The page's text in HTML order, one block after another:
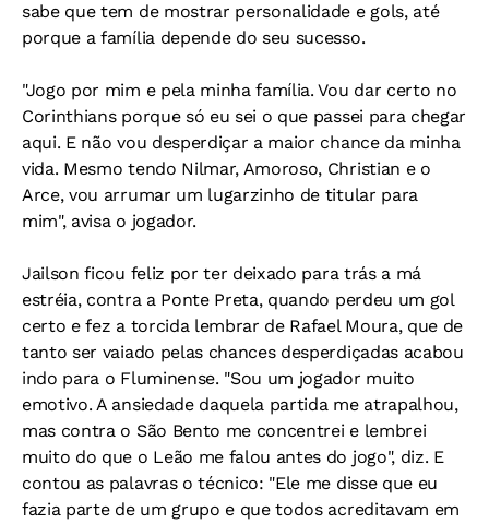
sabe que tem de mostrar personalidade e gols, até
porque a família depende do seu sucesso.
"Jogo por mim e pela minha família. Vou dar certo no
Corinthians porque só eu sei o que passei para chegar
aqui. E não vou desperdiçar a maior chance da minha
vida. Mesmo tendo Nilmar, Amoroso, Christian e o
Arce, vou arrumar um lugarzinho de titular para
mim", avisa o jogador.
Jailson ficou feliz por ter deixado para trás a má
estréia, contra a Ponte Preta, quando perdeu um gol
certo e fez a torcida lembrar de Rafael Moura, que de
tanto ser vaiado pelas chances desperdiçadas acabou
indo para o Fluminense. "Sou um jogador muito
emotivo. A ansiedade daquela partida me atrapalhou,
mas contra o São Bento me concentrei e lembrei
muito do que o Leão me falou antes do jogo", diz. E
contou as palavras o técnico: "Ele me disse que eu
fazia parte de um grupo e que todos acreditavam em